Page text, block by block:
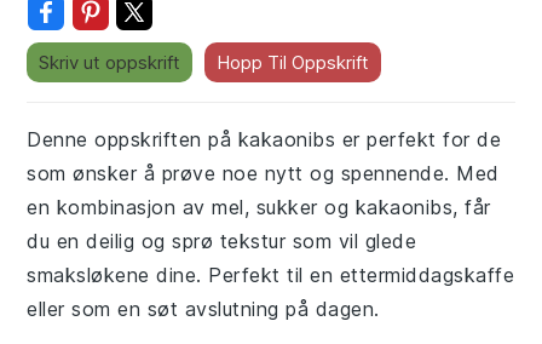
Skriv ut oppskrift Hopp Til Oppskrift
Denne oppskriften på kakaonibs er perfekt for de
som ønsker å prøve noe nytt og spennende. Med
en kombinasjon av mel, sukker og kakaonibs, får
du en deilig og sprø tekstur som vil glede
smaksløkene dine. Perfekt til en ettermiddagskaffe
eller som en søt avslutning på dagen.